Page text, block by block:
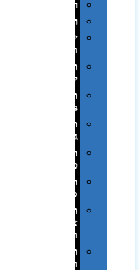
רטרו
רכב
שעונים
ומסגרות
תיקים
לכנסים
תיקי
Swiss
תיקי
תיקי
טיולים
תיקי
ספורט
תיקי
ומכתביות
תערוכות
וכנסים